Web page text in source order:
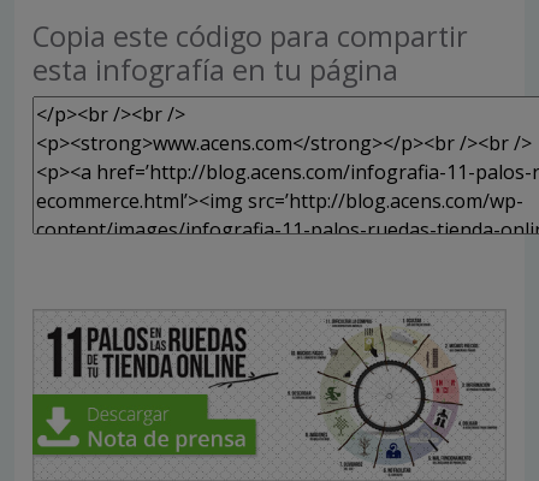
Copia este código para compartir
esta infografía en tu página